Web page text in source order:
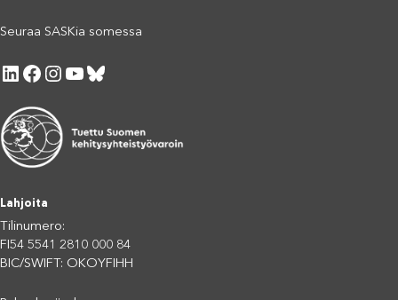
Seuraa SASKia somessa
LinkedIn Facebook Instagram YouTube Bluesky
Lahjoita
Tilinumero:
FI54 5541 2810 000 84
BIC/SWIFT: OKOYFIHH